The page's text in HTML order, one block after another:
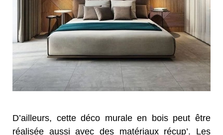
D’ailleurs, cette déco murale en bois peut être
réalisée aussi avec des matériaux récup’. Les